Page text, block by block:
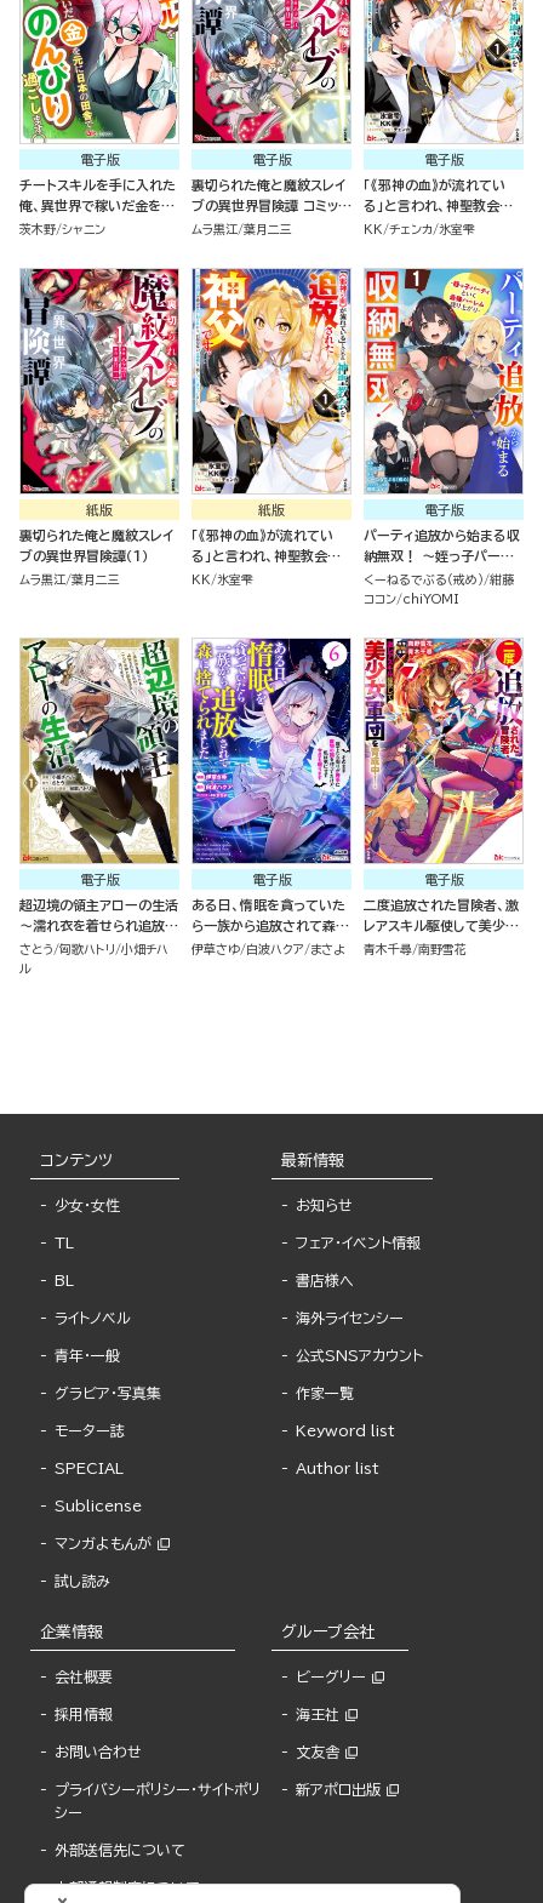
電子版
チートスキルを手に入れた
俺、異世界で稼いだ金を元
に日本の田舎でのんびり過
版）
茨木野 シャニン
電子版
裏切られた俺と魔紋スレイ
ブの異世界冒険譚 コミック
版 （1）
ムラ黒江 葉月二三
電子版
「《邪神の血》が流れてい
る」と言われ、神聖教会を
追放された神父です。 ～理
されたら、信仰対象の女神
様も一緒についてきちゃい
ました～ コミック版 （1）
KK チェンカ 氷室雫
紙版
裏切られた俺と魔紋スレイ
ブの異世界冒険譚（１）
ムラ黒江 葉月二三
紙版
「《邪神の血》が流れてい
る」と言われ、神聖教会を
追放された神父です。 ～理
様も一緒についてきちゃい
ました～ （１）
KK 氷室雫
電子版
パーティ追放から始まる収
納無双！ ～姪っ子パーテ
ィといく最強ハーレム成り
上がり～ コミック版（分冊
くーねるでぶる（戒め） 紺藤
ココン chiYOMI
電子版
超辺境の領主アローの生活
～濡れ衣を着せられ追放さ
れましたが、二人の女神と
新生活を送ります～ コミッ
さとう 匈歌ハトリ
小畑チハ
ル
電子版
ある日、惰眠を貪っていた
ら一族から追放されて森に
捨てられました そのまま
伊草さゆ 白波ハクア まさよ
電子版
二度追放された冒険者、激
レアスキル駆使して美少女
軍団を育成中！ コミック版
青木千尋 南野雪花
コンテンツ
少女・女性
TL
BL
ライトノベル
青年・一般
グラビア・写真集
モーター誌
SPECIAL
Sublicense
マンガよもんが
試し読み
最新情報
お知らせ
フェア・イベント情報
書店様へ
海外ライセンシー
公式SNSアカウント
作家一覧
Keyword list
Author list
企業情報
会社概要
採用情報
お問い合わせ
プライバシーポリシー・サイトポリ
シー
外部送信先について
内部通報制度について
グループ会社
ビーグリー
海王社
文友舎
新アポロ出版